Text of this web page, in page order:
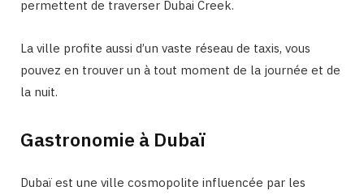
permettent de traverser Dubai Creek.
La ville profite aussi d’un vaste réseau de taxis, vous
pouvez en trouver un à tout moment de la journée et de
la nuit.
Gastronomie à Dubaï
Dubaï est une ville cosmopolite influencée par les